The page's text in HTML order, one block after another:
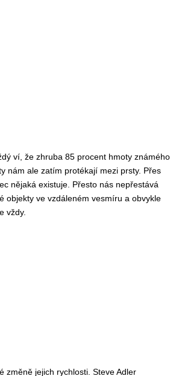
ví, že zhruba 85 procent hmoty známého
nám ale zatím protékají mezi prsty. Přes
nějaká existuje. Přesto nás nepřestává
objekty ve vzdáleném vesmíru a obvykle
vždy.
změně jejich rychlosti. Steve Adler